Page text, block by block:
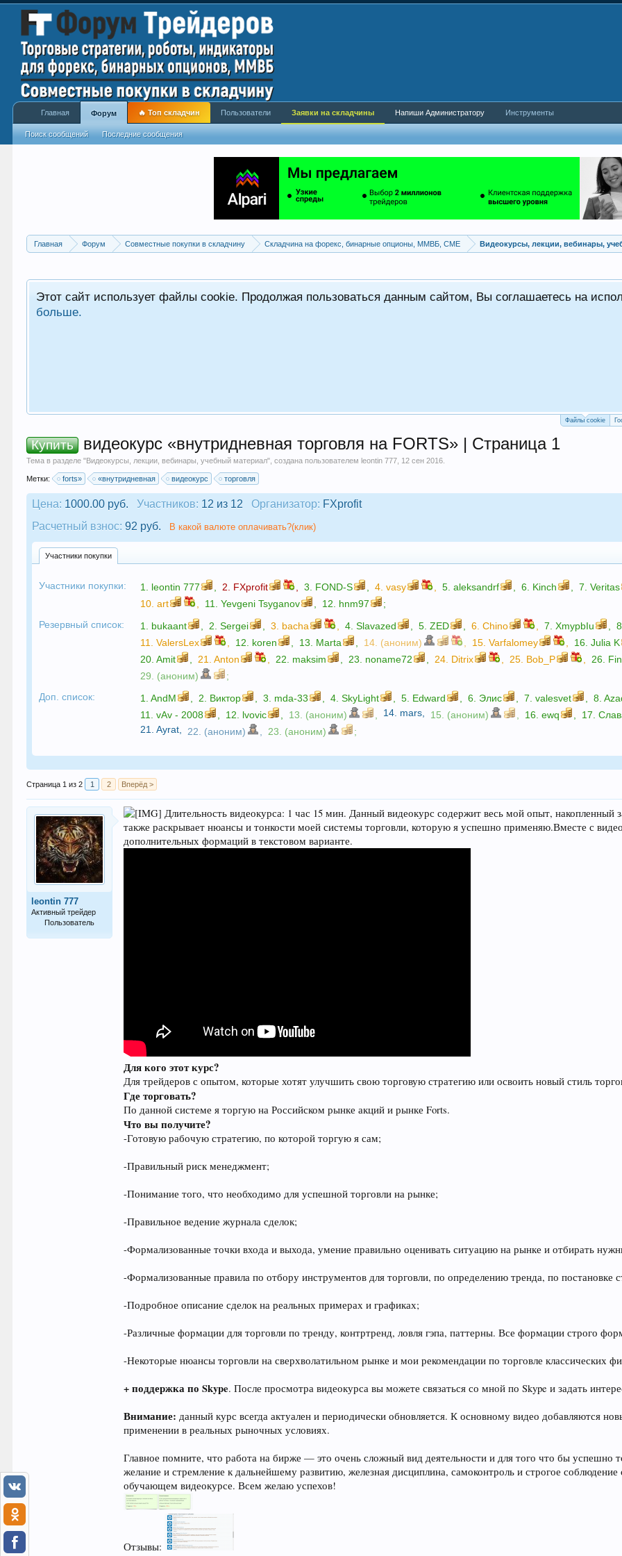
Главная Форум Совместные покупки в складчину Складчина на форекс, бинарные опционы, ММВБ, CME Видеокурсы, лекции, вебинары,
Этот сайт использует файлы cookie. Продолжая пользоваться данным сайтом, Вы соглашаетесь на
больше.
Файлы cookie
Купить видеокурс «внутридневная торговля на FORTS» | Страница 1
Тема в разделе "Видеокурсы, лекции, вебинары, учебный материал", создана пользователемleontin 777 12 сен 2016
Метки: forts» «внутридневная видеокурс торговля
Цена: 1000.00 руб. Участников: 12 из 12 Организатор: FXprofit
Расчетный взнос: 92 руб. В какой валюте оплачивать?(клик)
Участники покупки
Участники покупки: 1. leontin 777 2. FXprofit 3. FOND-S 4.vasy 5.aleksandrf 6. Kinch 7.Veritas
10.art 11.Yevgeni Tsyganov 12. hnm97
;
Резервный список:
1. bukaant 2.Sergei 3. bacha 4.Slavazed 5.ZED 6.Chino 7.XmypbIu
11.ValersLex 12. koren 13. Marta 14. (аноним) 15.Varfalomey 16.Julia K
20.Amit 21.Anton 22. maksim 23. noname72 24. Ditrix 25. Bob_P 26.
29. (аноним)
;
Доп. список:
1.AndM 2. Виктор 3. mda-33 4.SkyLight 5. Edward 6. Элис 7.valesvet 8.
11.vAv - 2008 12. lvovic 13. (аноним) 14. mars 15. (аноним) 16.ewq 17.
21.Ayrat 22. (аноним) 23. (аноним) ;
Страница 1 из 2 1 2 Вперёд >
leontin 777
Активный трейдер
Пользователь
Длительность видеокурса: 1 час 15 мин. Данный видеокурс содержит весь мой опыт,
также раскрывает нюансы и тонкости моей системы торговли, которую я успешно применяю.Вместе с
дополнительных формаций в текстовом варианте.
Для кого этот курс?
Для трейдеров с опытом, которые хотят улучшить свою торговую стратегию или освоить новый стиль
Где торговать?
По данной системе я торгую на Российском рынке акций и рынке Forts.
Что вы получите?
-Готовую рабочую стратегию, по которой торгую я сам;
-Правильный риск менеджмент;
-Понимание того, что необходимо для успешной торговли на рынке;
-Правильное ведение журнала сделок;
-Формализованные точки входа и выхода, умение правильно оценивать ситуацию на рынке и отбирать
-Формализованные правила по отбору инструментов для торговли, по определению тренда, по постановке
-Подробное описание сделок на реальных примерах и графиках;
-Различные формации для торговли по тренду, контртренд, ловля гэпа, паттерны. Все формации строго
-Некоторые нюансы торговли на сверхволатильном рынке и мои рекомендации по торговле классических
+ поддержка по Skype. После просмотра видеокурса вы можете связаться со мной по Skype и задать
Внимание: данный курс всегда актуален и периодически обновляется. К основному видео добавляются
применении в реальных рыночных условиях.
Главное помните, что работа на бирже — это очень сложный вид деятельности и для того что бы
желание и стремление к дальнейшему развитию, железная дисциплина, самоконтроль и строгое
обучающем видеокурсе. Всем желаю успехов!
Отзывы:
Главная Форум
Поиск сообщений Последние сообщения
🔥 Топ складчин Пользователи Заявки на складчины Напиши Администратору Инструменты